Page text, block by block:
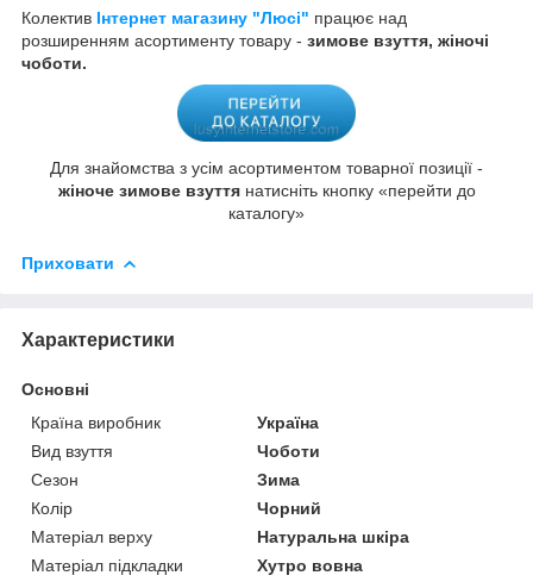
Колектив Інтернет магазину "Люсі" працює над
розширенням асортименту товару - зимове взуття, жіночі
чоботи.
Для знайомства з усім асортиментом товарної позиції -
жіноче зимове взуттянатисніть кнопку «перейти до
каталогу»
Приховати
Характеристики
Основні
Країна виробник
Україна
Вид взуття
Чоботи
Сезон
Зима
Колір
Чорний
Матеріал верху
Натуральна шкіра
Матеріал підкладки
Хутро вовна